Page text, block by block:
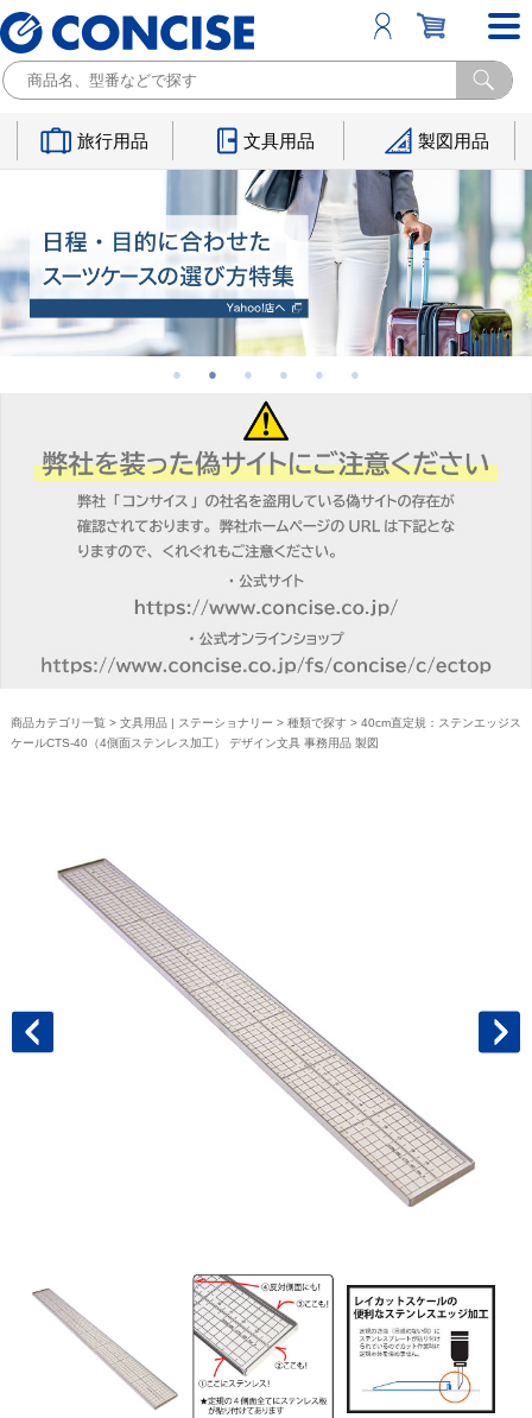
旅行用品 文具用品 製図用品
商品カテゴリ一覧 > 文具用品 | ステーショナリー > 種類で探す> 40cm直定規：ステンエッジス
ケールCTS-40（4側面ステンレス加工） デザイン文具 事務用品 製図